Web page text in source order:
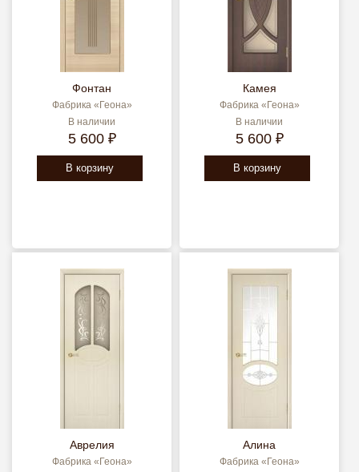
Фонтан
Фабрика «Геона»
В наличии
5 600 ₽
В корзину
Камея
Фабрика «Геона»
В наличии
5 600 ₽
В корзину
Аврелия
Фабрика «Геона»
Алина
Фабрика «Геона»